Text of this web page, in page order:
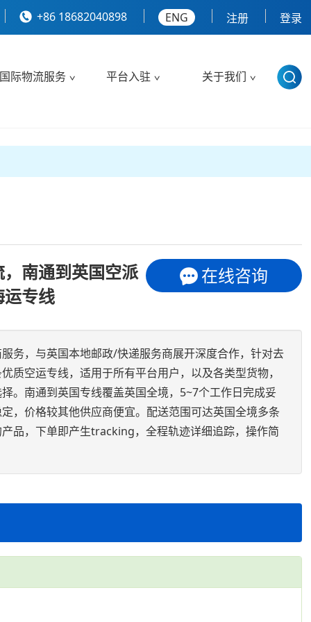
+86 18682040898 ENG 注册 登录
际物流服务 平台入驻 关于我们
在线咨询
南通到英国空派
专线
务，与英国本地邮政/快递服务商展开深度合作，针对去
质空运专线，适用于所有平台用户，以及各类型货物，
。南通到英国专线覆盖英国全境，5~7个工作日完成妥
，价格较其他供应商便宜。配送范围可达英国全境多条
品，下单即产生tracking，全程轨迹详细追踪，操作简